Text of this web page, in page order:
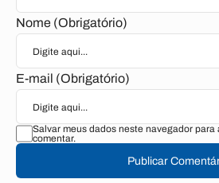
Nome (Obrigatório)
E-mail (Obrigatório)
Salvar meus dados neste navegador para
comentar.
Publicar